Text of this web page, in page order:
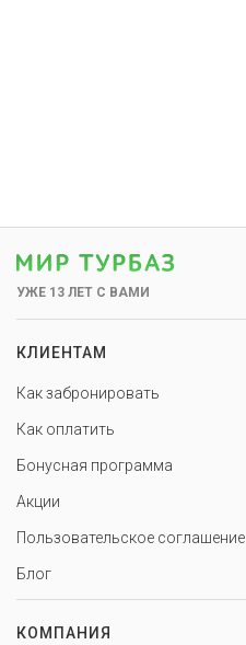
УЖЕ 13 ЛЕТ С ВАМИ
КЛИЕНТАМ
Как забронировать
Как оплатить
Бонусная программа
Акции
Пользовательское соглашение
Блог
КОМПАНИЯ